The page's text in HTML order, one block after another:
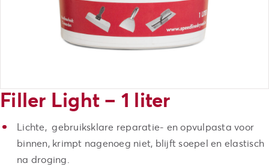
Filler Light – 1 liter
Lichte, gebruiksklare reparatie- en opvulpasta voor
binnen, krimpt nagenoeg niet, blijft soepel en elastisch
na droging.